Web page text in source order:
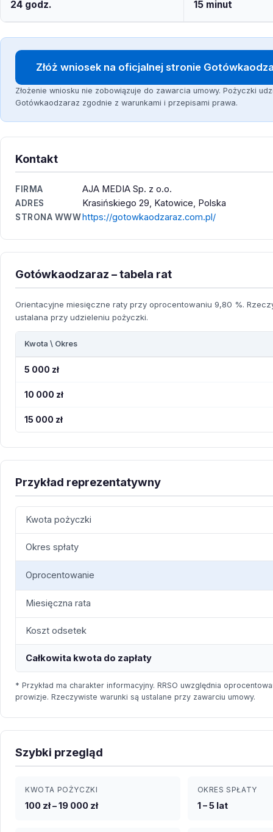
24 godz. 15 minut
Złóż wniosek na oficjalnej stronie
Złożenie wniosku nie zobowiązuje do zawarcia umowy. Pożyczki
Gotówkaodzaraz zgodnie z warunkami i przepisami prawa.
Kontakt
FIRMA AJA MEDIA Sp. z o.o.
ADRES Krasińskiego 29, Katowice, Polska
STRONA WWW https://gotowkaodzaraz.com.pl/
Gotówkaodzaraz – tabela rat
Orientacyjne miesięczne raty przy oprocentowaniu 9,80 %.
ustalana przy udzieleniu pożyczki.
Kwota \ Okres
5 000 zł
10 000 zł
15 000 zł
Przykład reprezentatywny
Kwota pożyczki
Okres spłaty
Oprocentowanie
Miesięczna rata
Koszt odsetek
Całkowita kwota do zapłaty
* Przykład ma charakter informacyjny. RRSO uwzględnia
prowizje. Rzeczywiste warunki są ustalane przy zawarciu umowy.
Szybki przegląd
KWOTA POŻYCZKI
100 zł – 19 000 zł
OKRES SPŁATY
1 – 5 lat